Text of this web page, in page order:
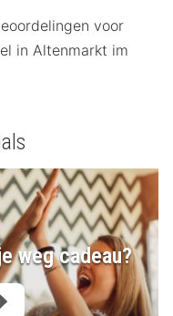
voor
in Altenmarkt im
weg cadeau?